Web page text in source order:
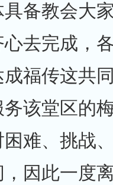
具备教会大
心去完成，
成福传这共同
务该堂区的
困难、挑战
，因此一度